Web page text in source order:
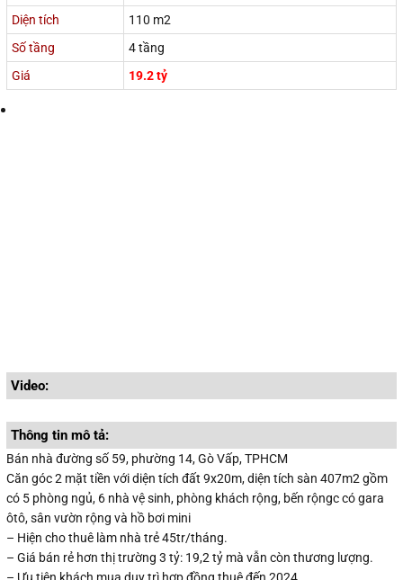
Diện tích
110 m2
Số tầng
4 tầng
Giá
19.2 tỷ
Video:
Thông tin mô tả:
Bán nhà đường số 59, phường 14, Gò Vấp, TPHCM
Căn góc 2 mặt tiền với diện tích đất 9x20m, diện tích sàn 407m2 gồm
có 5 phòng ngủ, 6 nhà vệ sinh, phòng khách rộng, bến rộngc có gara
ôtô, sân vườn rộng và hồ bơi mini
– Hiện cho thuê làm nhà trẻ 45tr/tháng.
– Giá bán rẻ hơn thị trường 3 tỷ: 19,2 tỷ mà vẫn còn thương lượng.